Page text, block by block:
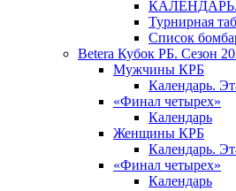
КАЛЕНДАРЬ.
Турнирная
Список
Betera Кубок РБ. Сезон
Мужчины КРБ
Календарь.
«Финал четырех»
Календарь
Женщины КРБ
Календарь.
«Финал четырех»
Календарь